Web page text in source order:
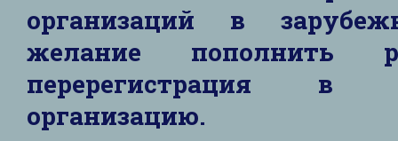
организаций в
желание пополнить
перерегистрация в
организацию.